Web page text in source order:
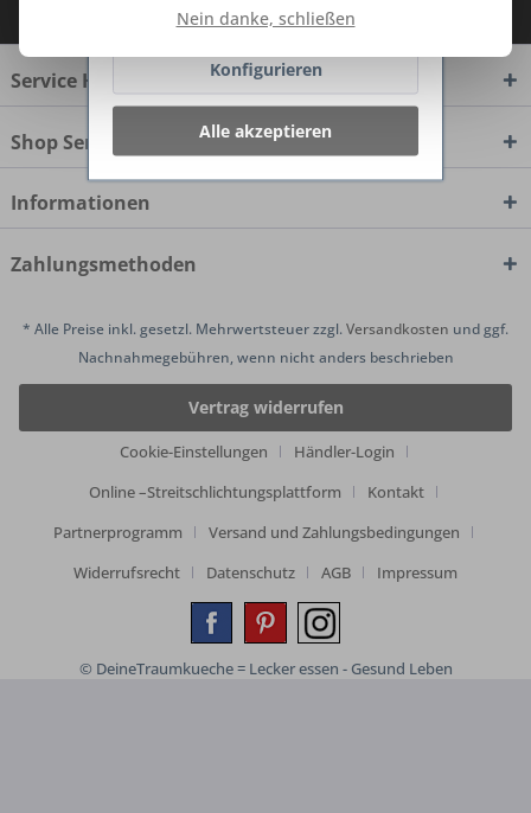
zur Kenntnis genommen.
Service Hotline
Shop Service
Informationen
Zahlungsmethoden
* Alle Preise inkl. gesetzl. Mehrwertsteuer zzgl.Versandkosten und ggf.
Nachnahmegebühren, wenn nicht anders beschrieben
Vertrag widerrufen
Cookie-Einstellungen
Händler-Login
Online –Streitschlichtungsplattform
Kontakt
Partnerprogramm
Versand und Zahlungsbedingungen
Widerrufsrecht
Datenschutz AGB Impressum
© DeineTraumkueche = Lecker essen - Gesund Leben
Nein danke, schließen
Ablehnen
Konfigurieren
Alle akzeptieren